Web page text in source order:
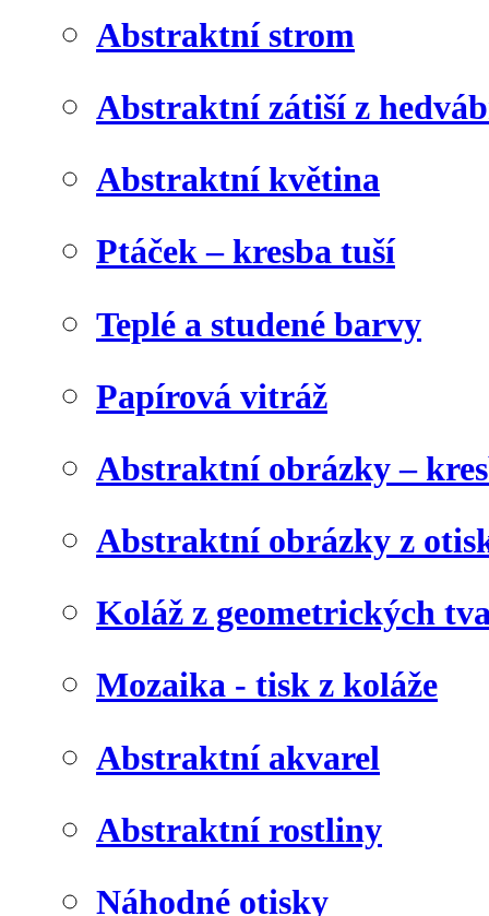
Abstraktní strom
Abstraktní zátiší z
Abstraktní květina
Ptáček – kresba tuší
Teplé a studené barvy
Papírová vitráž
Abstraktní obrázky –
Abstraktní obrázky z
Koláž z geometrických
Mozaika - tisk z koláže
Abstraktní akvarel
Abstraktní rostliny
Náhodné otisky